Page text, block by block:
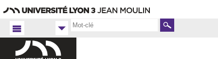
Rechercher